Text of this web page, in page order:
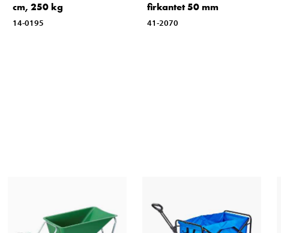
cm, 250 kg
14-0195
firkantet 50 mm
41-2070